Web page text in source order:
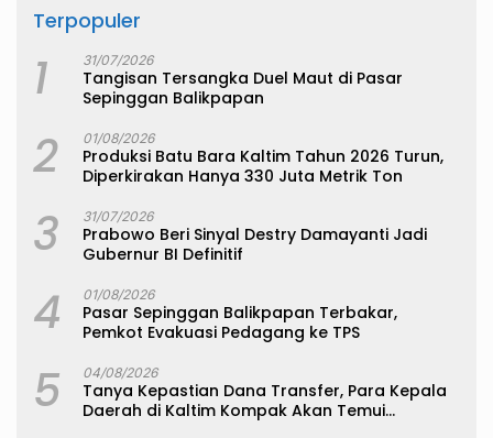
Terpopuler
1 31/07/2026
Tangisan Tersangka Duel Maut di Pasar
Sepinggan Balikpapan
2 01/08/2026
Produksi Batu Bara Kaltim Tahun 2026 Turun,
Diperkirakan Hanya 330 Juta Metrik Ton
3 31/07/2026
Prabowo Beri Sinyal Destry Damayanti Jadi
Gubernur BI Definitif
4 01/08/2026
Pasar Sepinggan Balikpapan Terbakar,
Pemkot Evakuasi Pedagang ke TPS
5 04/08/2026
Tanya Kepastian Dana Transfer, Para Kepala
Daerah di Kaltim Kompak Akan Temui